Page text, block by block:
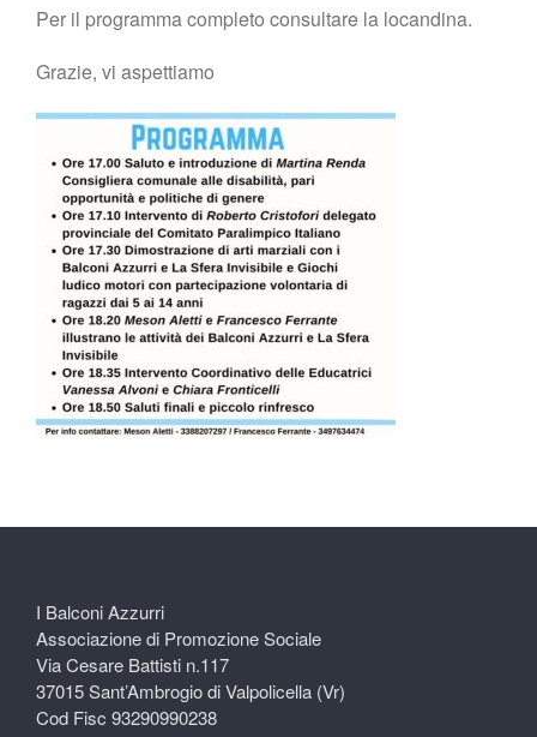
Per il programma completo consultare la locandina.
Grazie, vi aspettiamo
I Balconi Azzurri
Associazione di Promozione Sociale
Via Cesare Battisti n.117
37015 Sant’Ambrogio di Valpolicella (Vr)
Cod Fisc 93290990238